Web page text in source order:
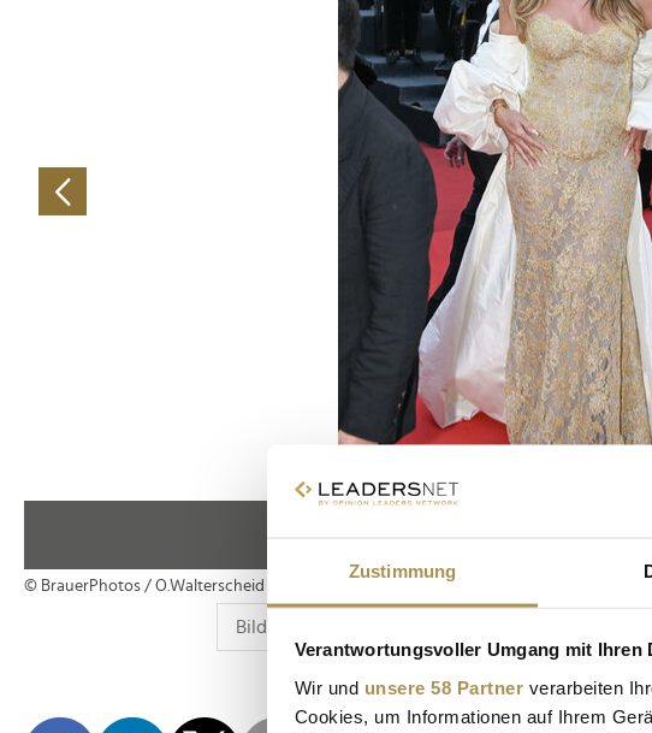
Zustimmung
Verantwortungsvoller Umgang mit Ihren
Wir und unsere 58 Partner verarbeiten
Cookies, um Informationen auf Ihrem
© BrauerPhotos / O.Walterscheid